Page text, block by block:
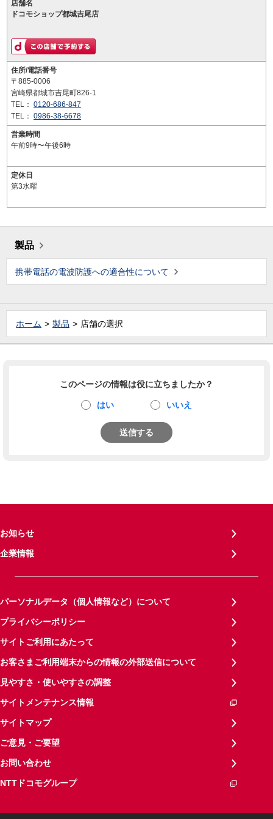
店舗名
ドコモショップ都城吉尾店
住所/電話番号
〒885-0006
宮崎県都城市吉尾町826-1
TEL： 0120-686-847
TEL： 0986-38-6678
営業時間
午前9時〜午後6時
定休日
第3水曜
製品
携帯電話の電波防護への適合性について
ホーム 製品 店舗の選択
このページの情報は役に立ちましたか？
はい いいえ
送信する
お知らせ
企業情報
パーソナルデータ（個人情報など）について
プライバシーポリシー
サイトご利用にあたって
お客さまご利用端末からの情報の外部送信について
見やすさ・使いやすさの調整
サイトメンテナンス情報
サイトマップ
ご意見・ご要望
お問い合わせ
NTTドコモグループ